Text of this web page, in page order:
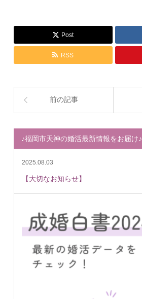
Post
RSS
前の記事
♪福岡市天神の婚活最新情報をお届け♪
2025.08.03
【大切なお知らせ】